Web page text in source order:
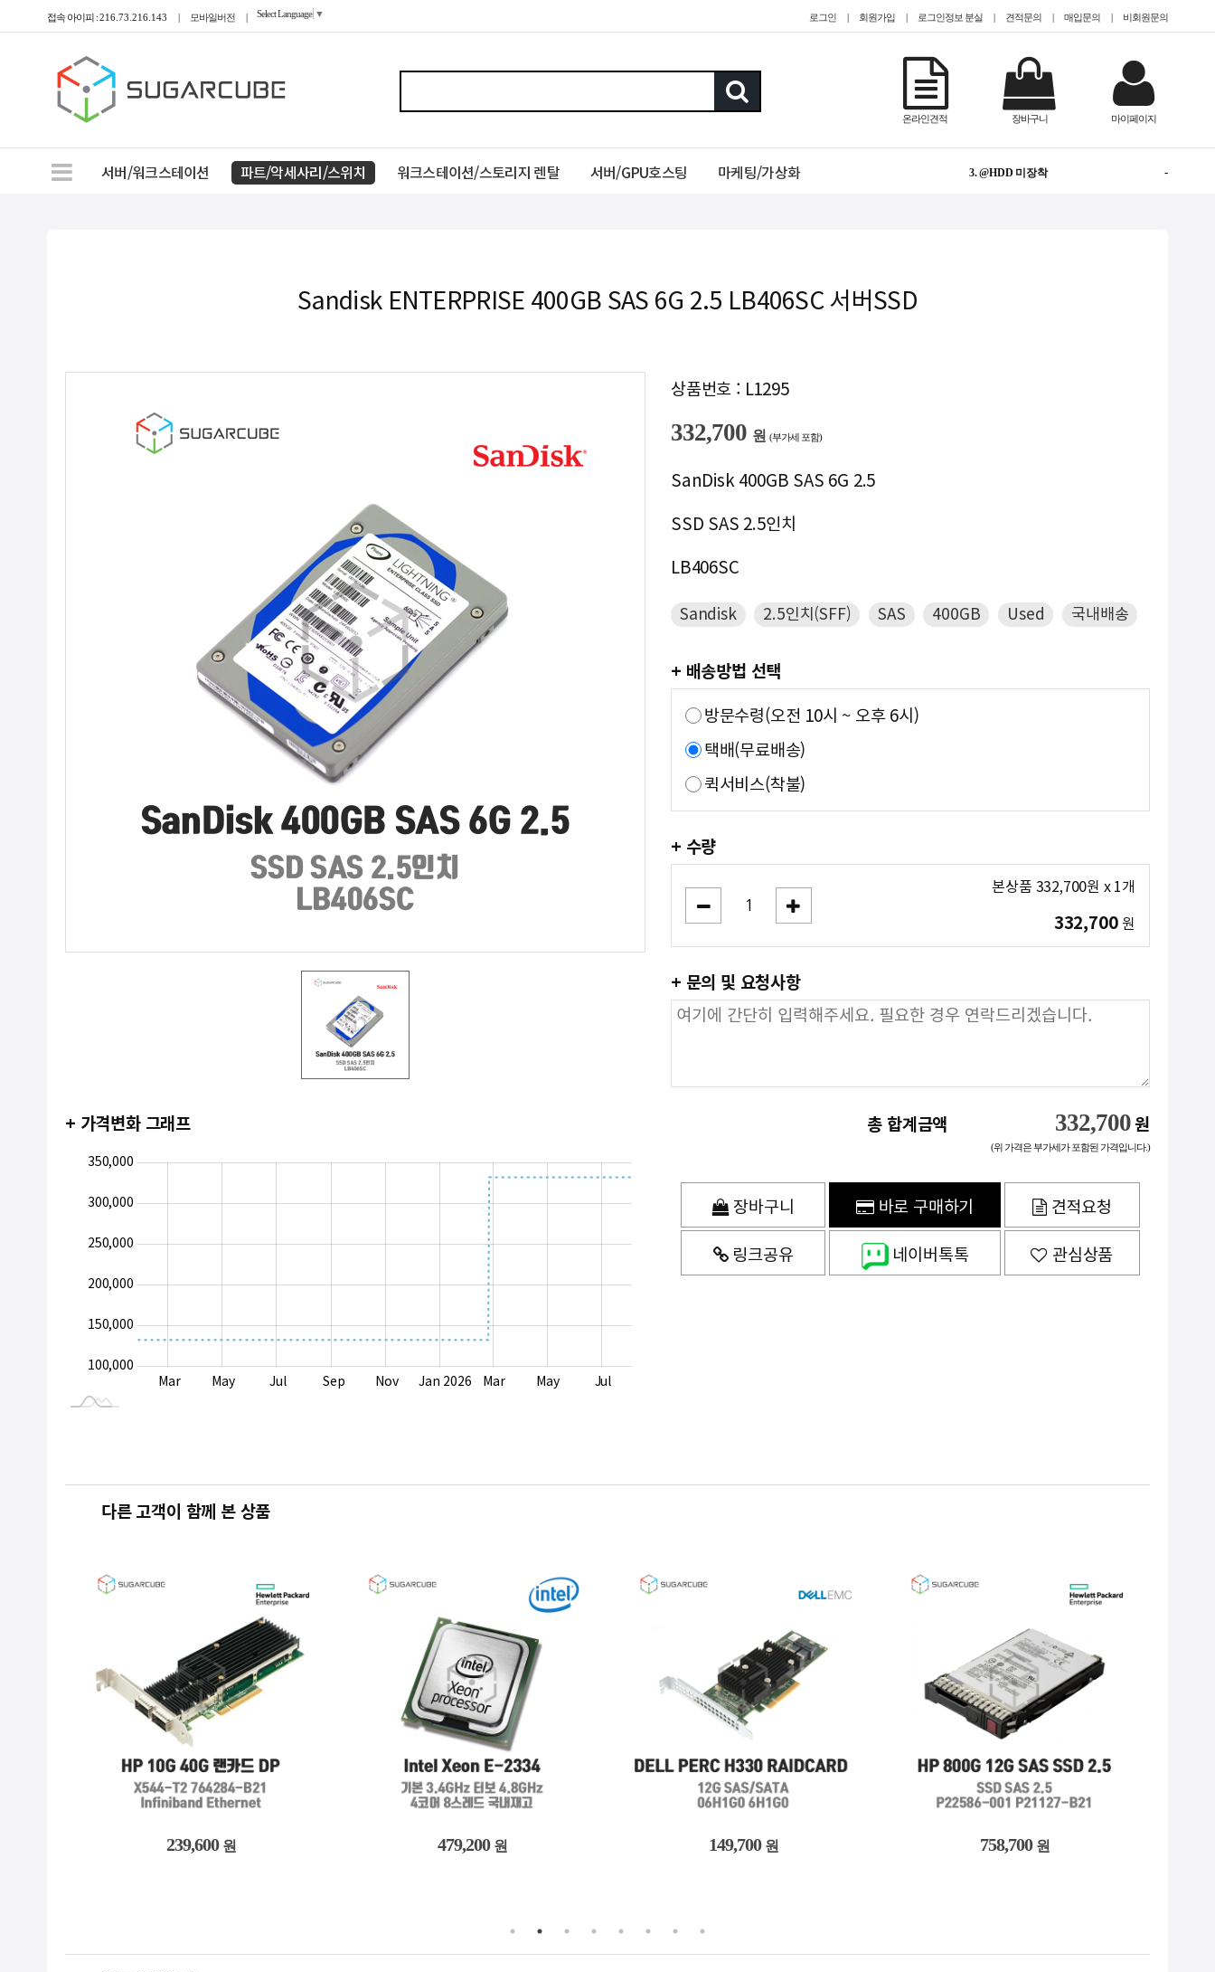
접속 아이피 :216.73.216.143 | 모바일버전 | Select Language ▼ 로그인 | 회원가입 | 로그인정보 분실 | 견적문의 | 매입문의 | 비회원문의
마이페이지
장바구니
온라인견적
서버/워크스테이션 파트/악세사리/스위치 워크스테이션/스토리지 렌탈 서버/GPU호스팅 마케팅/가상화
NEW
2. TESLA
Sandisk ENTERPRISE 400GB SAS 6G 2.5 LB406SC 서버SSD
+ 가격변화 그래프
100,000
150,000
200,000
250,000
300,000
350,000
Jan 2025Mar May Jul Sep Nov Jan 2026 Mar May Jul
상품번호 : L1295
332,700 원 (부가세 포함)
SanDisk 400GB SAS 6G 2.5
SSD SAS 2.5인치
LB406SC
Sandisk 2.5인치(SFF) SAS 400GB Used 국내배송
+ 배송방법 선택
방문수령(오전 10시 ~ 오후 6시)
택배(무료배송)
퀵서비스(착불)
+ 수량
본상품 332,700원 x 1 개
332,700 원
+ 문의 및 요청사항
총 합계금액 332,700 원
(위 가격은 부가세가 포함된 가격입니다.)
장바구니 바로 구매하기 견적요청
링크공유 네이버톡톡 관심상품
다른 고객이 함께 본 상품
479,200 원 149,700 원 758,700 원 5,909,600원